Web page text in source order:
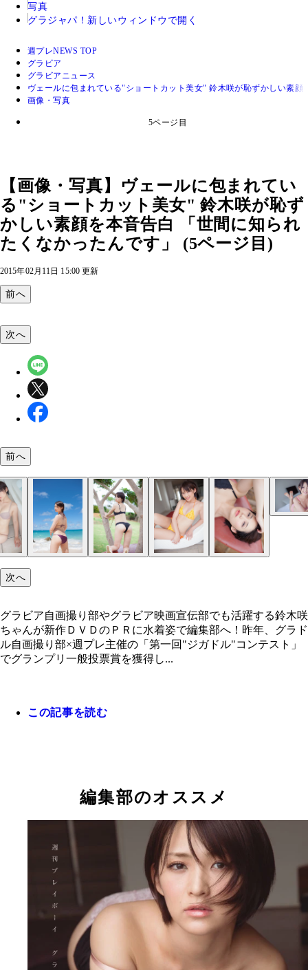
写真
グラジャパ！ 新しいウィンドウで開く
週プレNEWS TOP
グラビア
グラビアニュース
ヴェールに包まれている"ショートカット美女" 鈴木咲が恥ずかしい素
画像・写真
5ページ目
【画像・写真】ヴェールに包まれてい
る"ショートカット美女" 鈴木咲が恥ず
かしい素顔を本音告白 「世間に知られ
たくなかったんです」 (5ページ目)
2015年02月11日 15:00 更新
前へ
新作ＤＶＤを片手に、水着姿で貝山弘一編集長に
来てくれた鈴木咲ちゃん
キュートでセクシーだが、趣味はサバゲー！
次へ
前へ
次へ
グラビア自画撮り部やグラビア映画宣伝部でも活躍する鈴木咲
ちゃんが新作ＤＶＤのＰＲに水着姿で編集部へ！昨年、グラド
ル自画撮り部×週プレ主催の「第一回"ジガドル"コンテスト」
でグランプリ一般投票賞を獲得し...
この記事を読む
編集部のオススメ